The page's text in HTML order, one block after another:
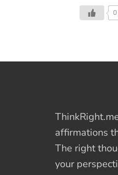
और नेगेटिव
कितने भी
मायने नहीं
शांति के लिए
तपस्या
इसके लिए
0
affirmations
The right
your